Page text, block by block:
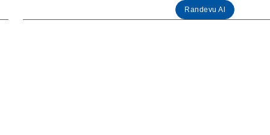
Randevu Al